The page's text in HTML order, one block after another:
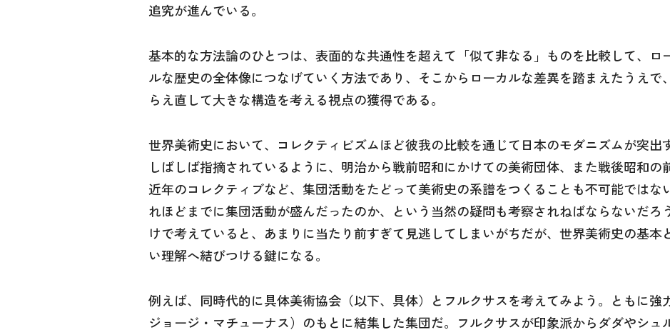
追究が進んでいる。
基本的な方法論のひとつは、表面的な共通性を超えて「似て非なる」ものを比較して、ロ
ルな歴史の全体像につなげていく方法であり、そこからローカルな差異を踏まえたうえで
らえ直して大きな構造を考える視点の獲得である。
世界美術史において、コレクティビズムほど彼我の比較を通じて日本のモダニズムが突出
しばしば指摘されているように、明治から戦前昭和にかけての美術団体、また戦後昭和の
近年のコレクティブなど、集団活動をたどって美術史の系譜をつくることも不可能ではな
れほどまでに集団活動が盛んだったのか、という当然の疑問も考察されねばならないだろ
けで考えていると、あまりに当たり前すぎて見逃してしまいがちだが、世界美術史の基本
い理解へ結びつける鍵になる。
例えば、同時代的に具体美術協会（以下、具体）とフルクサスを考えてみよう。ともに強
ジョージ・マチューナス）のもとに結集した集団だ。フルクサスが印象派からダダやシュ